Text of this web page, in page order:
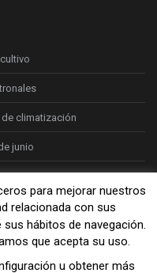
de climatización
junio
© 2026
-Política de cookies
para mejorar nuestros
relacionada con sus
hábitos de navegación.
que acepta su uso.
u obtener más